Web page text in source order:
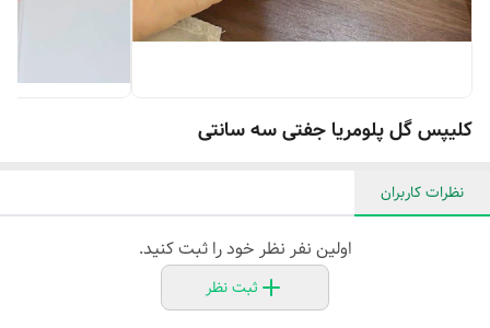
کلیپس گل پلومریا جفتی سه سانتی
نظرات کاربران
اولین نفر نظر خود را ثبت کنید.
ثبت نظر